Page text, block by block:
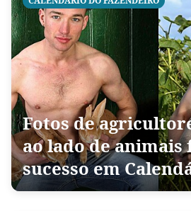
Fotos de
ao lado de animais
sucesso em